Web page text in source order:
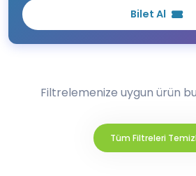
Bilet Al
Filtrelemenize uygun ürün
Tüm Filtreleri